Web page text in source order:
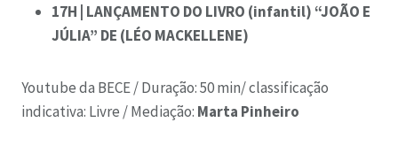
17H | LANÇAMENTO DO LIVRO (infantil) “JOÃO E
JÚLIA” DE (LÉO MACKELLENE)
Youtube da BECE /Duração: 50 min/ classificação
indicativa: Livre /Mediação: Marta Pinheiro